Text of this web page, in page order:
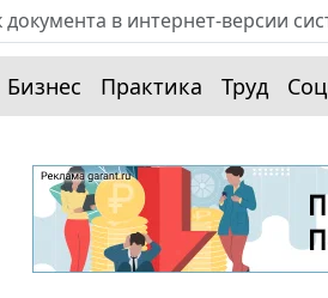
Бизнес Практика Труд